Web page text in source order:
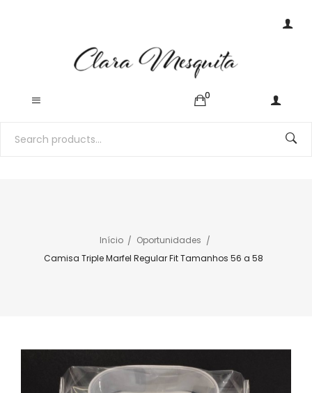
0
Início
Oportunidades
Camisa Triple Marfel Regular Fit Tamanhos 56 a 58